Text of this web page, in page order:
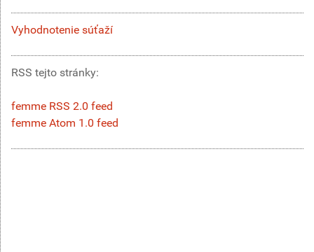
Vyhodnotenie súťaží
RSS tejto stránky:
femme RSS 2.0 feed
femme Atom 1.0 feed